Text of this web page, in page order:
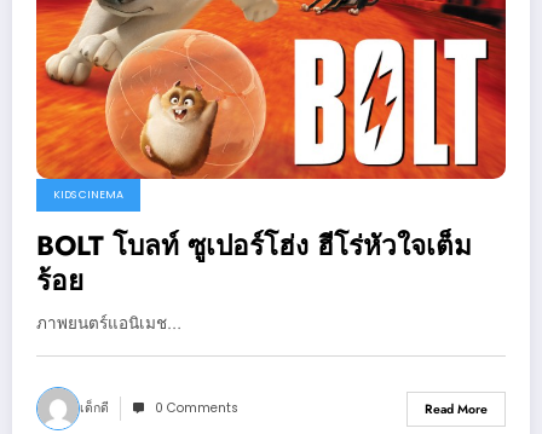
KIDS CINEMA
BOLT โบลท์ ซูเปอร์โฮ่ง ฮีโร่หัวใจเต็ม
ร้อย
ภาพยนตร์แอนิเมช…
เด็กดี 0 Comments Read More